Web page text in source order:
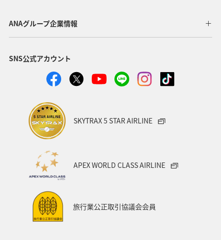
ANAグループ企業情報
SNS公式アカウント
SKYTRAX 5 STAR AIRLINE
APEX WORLD CLASS AIRLINE
旅行業公正取引協議会会員